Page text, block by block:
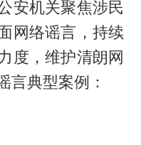
安机关聚焦涉民
网络谣言，持续
度，维护清朗网
言典型案例：